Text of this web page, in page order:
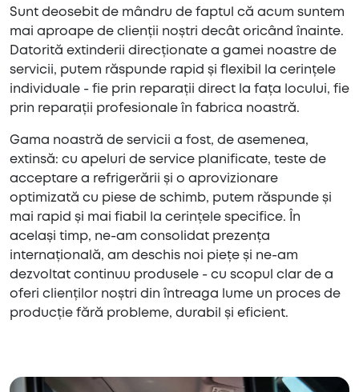
Sunt deosebit de mândru de faptul că acum suntem
mai aproape de clienții noștri decât oricând înainte.
Datorită extinderii direcționate a gamei noastre de
servicii, putem răspunde rapid și flexibil la cerințele
individuale - fie prin reparații direct la fața locului, fie
prin reparații profesionale în fabrica noastră.
Gama noastră de servicii a fost, de asemenea,
extinsă: cu apeluri de service planificate, teste de
acceptare a refrigerării și o aprovizionare
optimizată cu piese de schimb, putem răspunde și
mai rapid și mai fiabil la cerințele specifice. În
același timp, ne-am consolidat prezența
internațională, am deschis noi piețe și ne-am
dezvoltat continuu produsele - cu scopul clar de a
oferi clienților noștri din întreaga lume un proces de
producție fără probleme, durabil și eficient.